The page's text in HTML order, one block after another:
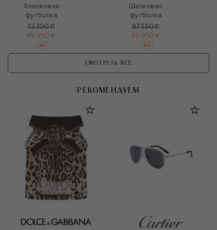
Хлопковая
футболка
72 700 ₽
49 950 ₽
-30%
Шелковая
футболка
87 550 ₽
59 950 ₽
-30%
СМОТРЕТЬ ВСЕ
РЕКОМЕНДУЕМ